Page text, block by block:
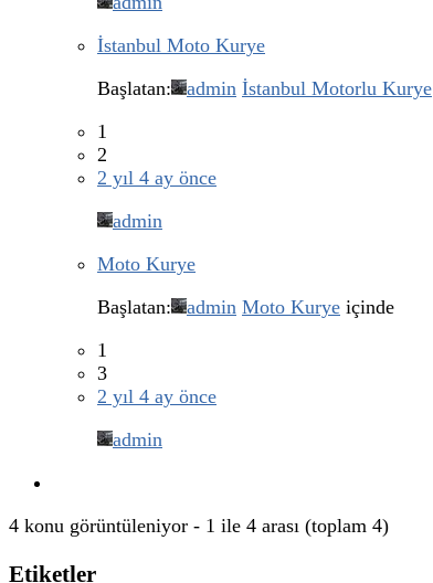
İstanbul Moto Kurye
Başlatan:
admin İstanbul Motorlu Kurye
1
2
2 yıl 4 ay önce
admin
Moto Kurye
Başlatan:
admin Moto Kurye içinde
1
3
2 yıl 4 ay önce
admin
4 konu görüntüleniyor - 1 ile 4 arası (toplam 4)
Etiketler